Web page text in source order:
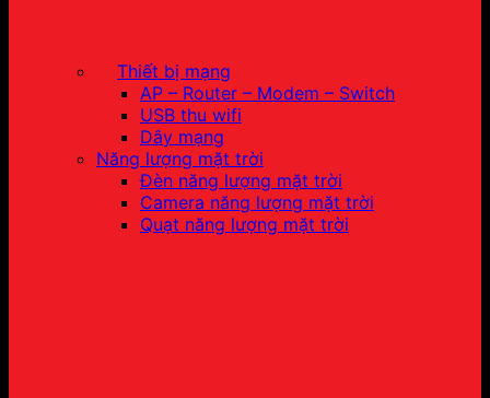
Thiết bị mạng
AP – Router – Modem – Switch
USB thu wifi
Dây mạng
Năng lượng mặt trời
Đèn năng lượng mặt trời
Camera năng lượng mặt trời
Quạt năng lượng mặt trời